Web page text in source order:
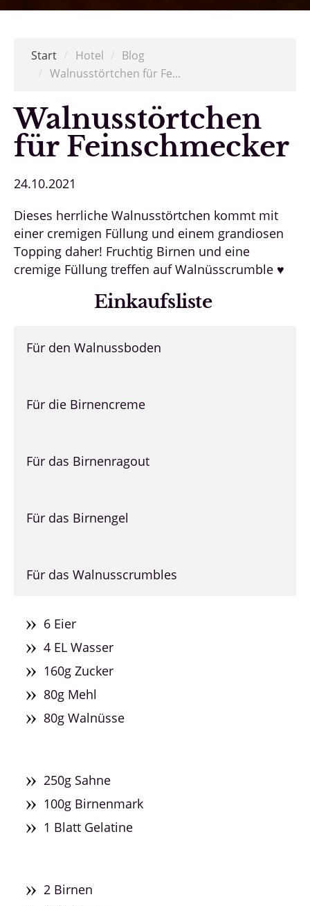
Start Hotel
Blog
Walnusstörtchen für Fe...
Walnusstörtchen
für Feinschmecker
24.10.2021
Dieses herrliche Walnusstörtchen kommt mit
einer cremigen Füllung und einem grandiosen
Topping daher! Fruchtig Birnen und eine
cremige Füllung treffen auf Walnüsscrumble ♥
Einkaufsliste
Für den Walnussboden
Für die Birnencreme
Für das Birnenragout
Für das Birnengel
Für das Walnusscrumbles
6 Eier
4 EL Wasser
160g Zucker
80g Mehl
80g Walnüsse
250g Sahne
100g Birnenmark
1 Blatt Gelatine
2 Birnen